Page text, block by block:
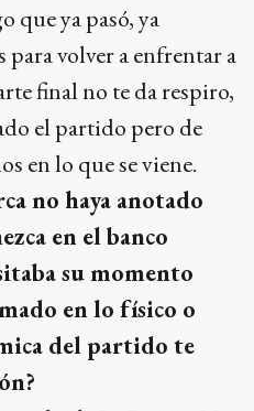
que ya pasó, ya
volver a enfrentar a
final no te da respiro,
el partido pero de
en lo que se viene.
no haya anotado
en el banco
su momento
en lo físico o
del partido te